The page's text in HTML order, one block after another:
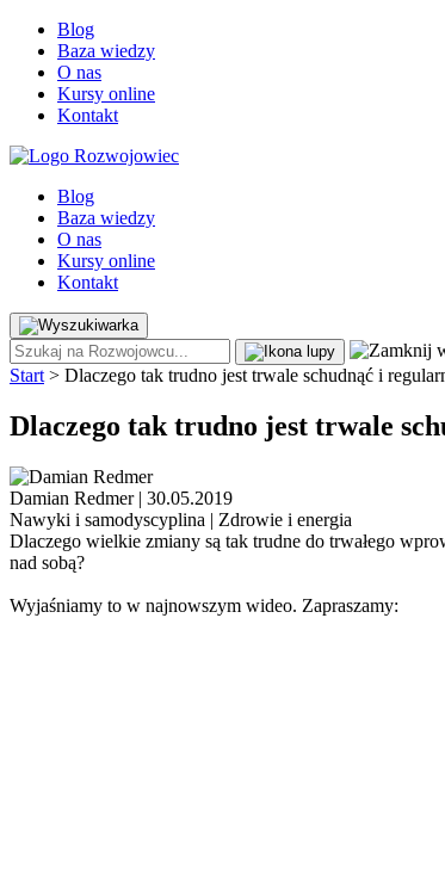
Blog
Baza wiedzy
O nas
Kursy online
Kontakt
Blog
Baza wiedzy
O nas
Kursy online
Kontakt
Start > Dlaczego tak trudno jest trwale schudnąć i
Dlaczego tak trudno jest trwale
Damian Redmer | 30.05.2019
Nawyki i samodyscyplina | Zdrowie i energia
Dlaczego wielkie zmiany są tak trudne do trwałego
nad sobą?
Wyjaśniamy to w najnowszym wideo. Zapraszamy: